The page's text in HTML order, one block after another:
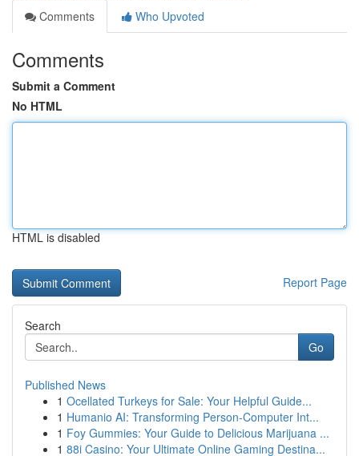
Comments
Who Upvoted
Comments
Submit a Comment
No HTML
HTML is disabled
Report Page
Search
Go
Published News
1 Ocellated Turkeys for Sale: Your Helpful Guide...
1 Humanio AI: Transforming Person-Computer Int...
1 Foy Gummies: Your Guide to Delicious Marijuana ...
1 88i Casino: Your Ultimate Online Gaming Destina...